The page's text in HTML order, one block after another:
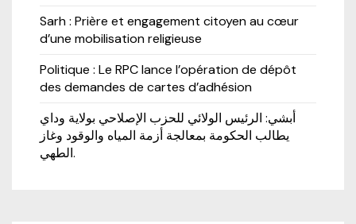
Sarh : Prière et engagement citoyen au cœur
d’une mobilisation religieuse
Politique : Le RPC lance l’opération de dépôt
des demandes de cartes d’adhésion
أبشي: الرئيس الولائي للحزب الإصلاحي بولاية وداي
يطالب الحكومة بمعالجة أزمة المياه والوقود وغاز
الطهي.